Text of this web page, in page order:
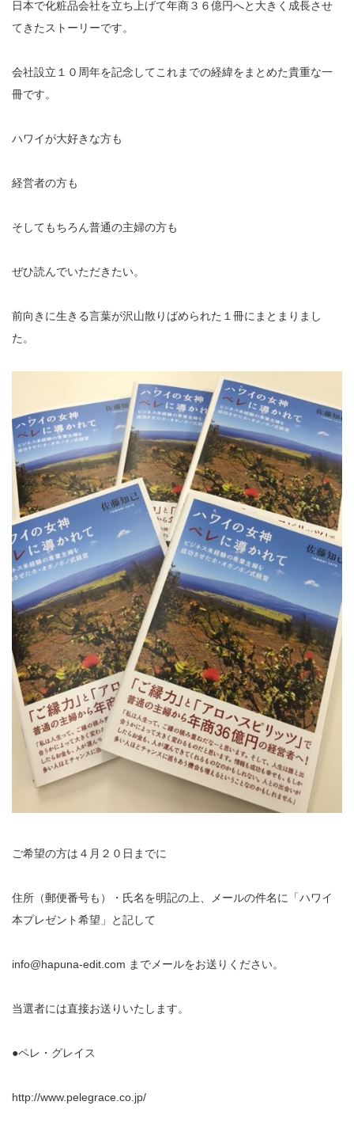
日本で化粧品会社を立ち上げて年商３６億円へと大きく成長させ
てきたストーリーです。
会社設立１０周年を記念してこれまでの経緯をまとめた貴重な一
冊です。
ハワイが大好きな方も
経営者の方も
そしてもちろん普通の主婦の方も
ぜひ読んでいただきたい。
前向きに生きる言葉が沢山散りばめられた１冊にまとまりまし
た。
ご希望の方は４月２０日までに
住所（郵便番号も）・氏名を明記の上、メールの件名に「ハワイ
本プレゼント希望」と記して
info@hapuna-edit.com までメールをお送りください。
当選者には直接お送りいたします。
●ペレ・グレイス
http://www.pelegrace.co.jp/